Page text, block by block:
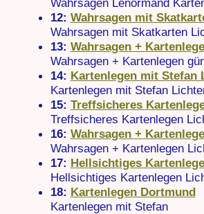
12: Wahrsagen mit
Wahrsagen mit Skatkarten
13: Wahrsagen +
Wahrsagen + Kartenlegen
14: Kartenlegen mit Stefan
Kartenlegen mit Stefan
15: Treffsicheres
Treffsicheres Kartenlegen
16: Wahrsagen +
Wahrsagen + Kartenlegen
17: Hellsichtiges
Hellsichtiges Kartenlegen
18: Kartenlegen Dortmund
Kartenlegen mit Stefan